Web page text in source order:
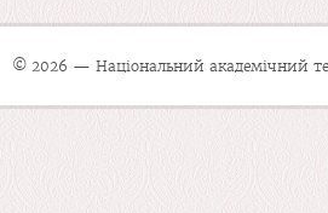
© 2026 — Національний академічний